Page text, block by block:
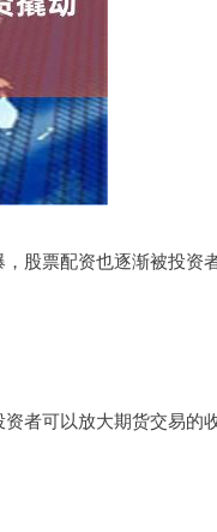
股票配资也逐渐被投资
者可以放大期货交易的